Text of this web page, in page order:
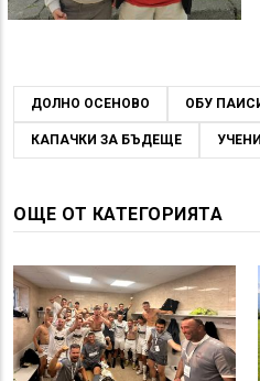
ДОЛНО ОСЕНОВО ОБУ
КАПАЧКИ ЗА БЪДЕЩЕ
ОЩЕ ОТ КАТЕГОРИЯТА